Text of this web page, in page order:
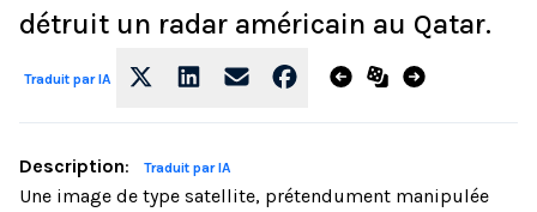
détruit un radar américain au Qatar.
Traduit par IA
Description: Traduit par IA
Une image de type satellite, prétendument manipulée